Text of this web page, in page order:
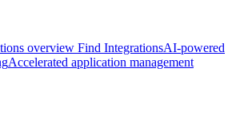
overview Find IntegrationsAI-powered
Accelerated application management